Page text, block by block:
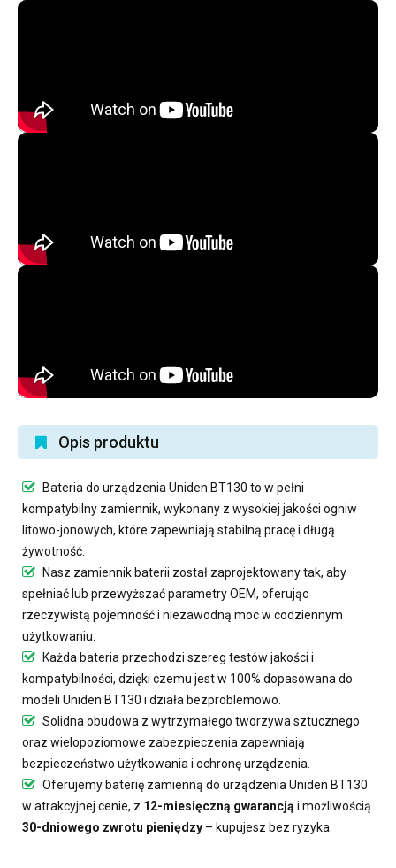
Opis produktu
Bateria do urządzenia Uniden BT130 to w pełni
kompatybilny zamiennik, wykonany z wysokiej jakości ogniw
litowo-jonowych, które zapewniają stabilną pracę i długą
żywotność.
Nasz zamiennik baterii został zaprojektowany tak, aby
spełniać lub przewyższać parametry OEM, oferując
rzeczywistą pojemność i niezawodną moc w codziennym
użytkowaniu.
Każda bateria przechodzi szereg testów jakości i
kompatybilności, dzięki czemu jest w 100% dopasowana do
modeli Uniden BT130 i działa bezproblemowo.
Solidna obudowa z wytrzymałego tworzywa sztucznego
oraz wielopoziomowe zabezpieczenia zapewniają
bezpieczeństwo użytkowania i ochronę urządzenia.
Oferujemybaterię zamienną do urządzenia Uniden BT130
w atrakcyjnej cenie, z 12-miesięczną gwarancją i możliwością
30-dniowego zwrotu pieniędzy – kupujesz bez ryzyka.